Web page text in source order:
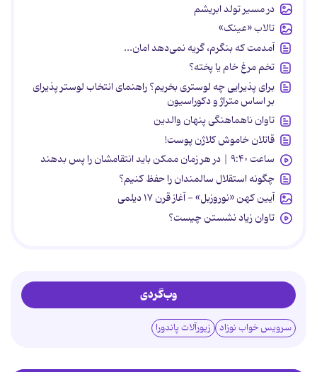
در مسیر تولد ابریشم
تالاب «عینک»
آمدمت که بنگرم، گریه نمی‌دهد امان...
تخم مرغ خام یا پخته؟
برای پذیرایی چه لوستری بخریم؟ راهنمای انتخاب لوستر پذیرای
بر اساس متراژ و دکوراسیون
تاوان ناهماهنگی پنهان والدین
قاتلان خاموش کلاژن پوست!
ساعت ۹:۴۰ | در هر زمان ممکن باید انتقامشان را پس بدهند
چگونه استقلال سالمندان را حفظ کنیم؟
آیین کهن «نوروزبل» - آغاز قرن ۱۷ دیلمی
تاوان زیاد نشستن چیست؟
وب‌گردی
سرویس خواب نوزاد زیورآلات پاندورا